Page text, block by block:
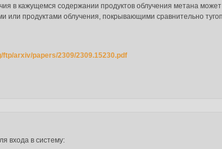
в кажущемся содержании продуктов облучения метана
или продуктами облучения, покрывающими сравнительно
ftp/arxiv/papers/2309/2309.15230.pdf
входа в систему: